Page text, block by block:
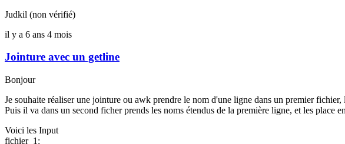
Judkil (non vérifié)
il y a 6 ans 4 mois
Jointure avec un getline
Bonjour
Je souhaite réaliser une jointure ou awk prendre le nom d'une ligne dans un premier
Puis il va dans un second ficher prends les noms étendus de la première ligne, et les place
Voici les Input
fichier_1: